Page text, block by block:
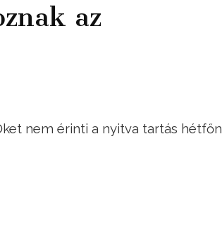
az
nem érinti a nyitva tartás hétfőn